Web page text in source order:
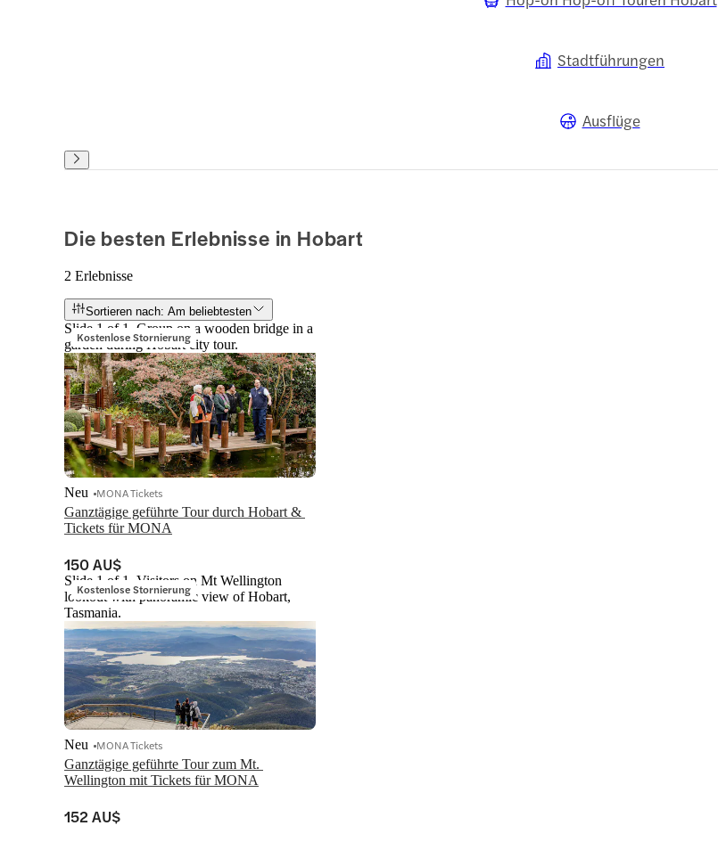
Stadtführungen
Ausflüge
Die besten Erlebnisse in Hobart
2 Erlebnisse
Sortieren nach: Am beliebtesten
Kostenlose Stornierung
Slide 1 of 1, Group on a wooden bridge in a
garden during Hobart city tour.
Ganztägige geführte Tour durch Hobart &
Tickets für MONA
Neu MONA Tickets
150 AU$
Kostenlose Stornierung
Slide 1 of 1, Visitors on Mt Wellington
lookout with panoramic view of Hobart,
Tasmania.
Ganztägige geführte Tour zum Mt.
Wellington mit Tickets für MONA
Neu MONA Tickets
152 AU$